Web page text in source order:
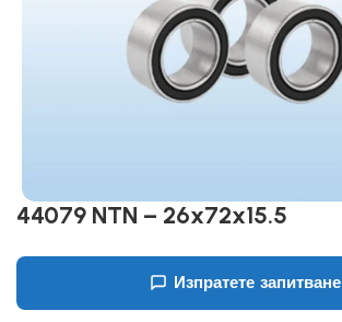
44079 NTN – 26x72x15.5
Изпратете запитване